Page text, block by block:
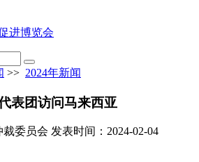
进博览会
>> 2024年新闻
表团访问马来西亚
裁委员会 发表时间：2024-02-04